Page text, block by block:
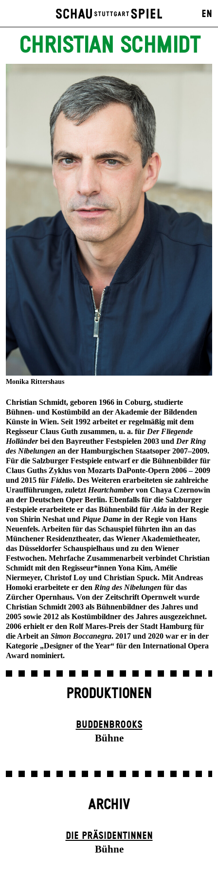
EN
CHRISTIAN SCHMIDT
Monika Rittershaus
Christian Schmidt, geboren 1966 in Coburg, studierte
Bühnen- und Kostümbild an der Akademie der Bildenden
Künste in Wien. Seit 1992 arbeitet er regelmäßig mit dem
Regisseur Claus Guth zusammen, u. a. für Der Fliegende
Holländerbei den Bayreuther Festspielen 2003 und Der Ring
des Nibelungen an der Hamburgischen Staatsoper 2007–2009.
Für die Salzburger Festspiele entwarf er die Bühnenbilder für
Claus Guths Zyklus von Mozarts DaPonte-Opern 2006 – 2009
und 2015 für Fidelio. Des Weiteren erarbeiteten sie zahlreiche
Uraufführungen, zuletztHeartchambervon Chaya Czernowin
an der Deutschen Oper Berlin. Ebenfalls für die Salzburger
Festspiele erarbeitete er das Bühnenbild fürAida in der Regie
von Shirin Neshat und Pique Dame in der Regie von Hans
Neuenfels. Arbeiten für das Schauspiel führten ihn an das
Münchener Residenztheater, das Wiener Akademietheater,
das Düsseldorfer Schauspielhaus und zu den Wiener
Festwochen. Mehrfache Zusammenarbeit verbindet Christian
Schmidt mit den Regisseur*innen Yona Kim, Amélie
Niermeyer, Christof Loy und Christian Spuck. Mit Andreas
Homoki erarbeitete er den Ring des Nibelungen für das
Zürcher Opernhaus. Von der Zeitschrift Opernwelt wurde
Christian Schmidt 2003 als Bühnenbildner des Jahres und
2005 sowie 2012 als Kostümbildner des Jahres ausgezeichnet.
2006 erhielt er den Rolf Mares-Preis der Stadt Hamburg für
die Arbeit an Simon Boccanegra. 2017 und 2020 war er in der
Kategorie „Designer of the Year“ für den International Opera
Award nominiert.
PRODUKTIONEN
BUDDENBROOKS
Bühne
ARCHIV
DIE PRÄSI­DENT­INNEN
Bühne